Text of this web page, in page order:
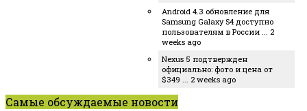
Android 4.3 обновление для
Samsung Galaxy S4 доступно
пользователям в России ... 2
weeks ago
Nexus 5 подтвержден
официально: фото и цена от
$349 ... 2 weeks ago
Самые обсуждаемые новости